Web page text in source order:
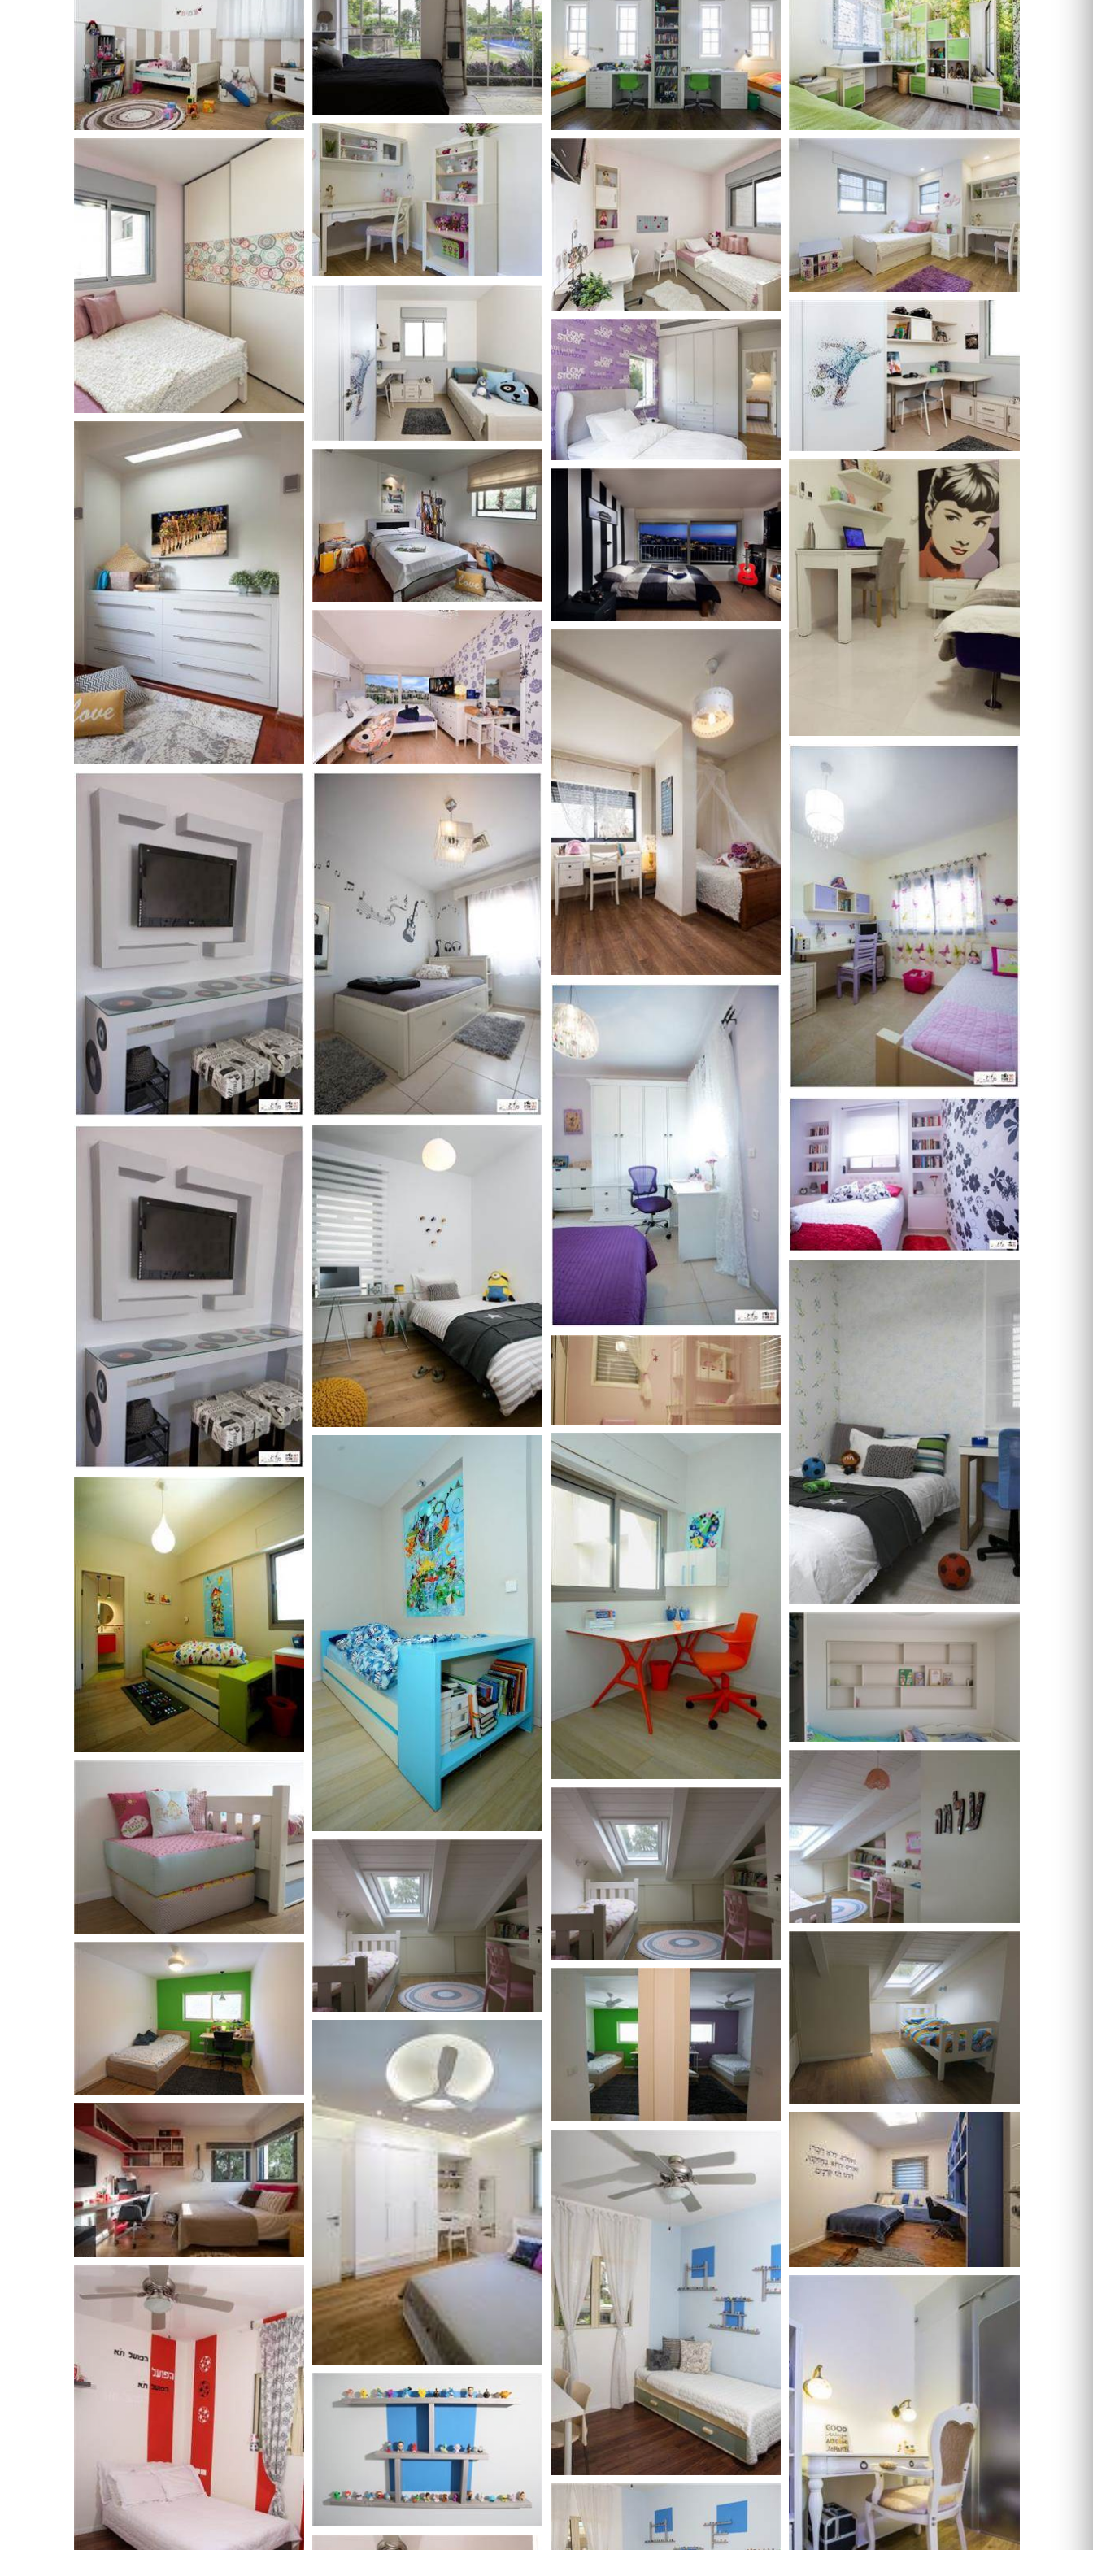
ריהוט וינטאג' / רטרו
ריהוט מודרני
ריהוט כפרי
ריהוט עתיק
רהיטים מעץ מלא
רהיטים במבצע
רהיטים עודפים
מערכות ישיבה
פינות אוכל קומפלט
שולחנות
ארונות
מזנונים ושידות
מיטות
ריהוט לחדר עבודה / משרד
חדרי ילדים קומפלט
חדרי שינה קומפלט
כורסאות טלוויזיה
ארונות הזזה
חדרי ארונות
ארונות קיר
ארון 2 דלתות
ארון 3 דלתות
ארון 4 דלתות
ארון 5 דלתות
פתרונות אחסון לארונות
ארון נעליים
ארונות ספרים
ידיות לארונות
דלתות במבצע
דלתות כניסה
דלתות כנף
דלת כנף וחצי
דלת דו כנפית
דלתות הזזה
דלת עם חלון / צוהר
כיורים
אמבטיות ומקלחונים
אסלות
ארונות אמבטיה
אביזרים
כלים סניטריים במבצע
סאונות
מקלחון פינתי
מקלחון חזית
מקלחון עגול
מקלחון הזזה
ריצוף בטון
ריצוף לבית
ריצוף חוץ
אריחי חיפוי וריצוף
פרקט
ריצוף דמוי פרקט
חיפוי קירות לבית
טפטים
חיפוי בריקים
ריצוף דקים
דשא סינתטי
מדבקות קיר
טפטים
תמונות טפט
תמונות לבית
מתלי בגדים
מראות
פסלים
פתרונות אחסון
כריות
מעלון מדרגות
מפות
כריות
שטיחים
כיסויים וריפודים
ריהוט גן מפלסטיק
תנור אפיה
תנור משולב
קולט אדים
מקררים
מיקסר
כיריים גז
כיריים חשמליים
מיקרוגל
בלנדר
מכונות קפה
מסחטת מיץ
מחמם / מייבש מגבות
מגנטים למקררים ולדלתות
מסגרות מתגים ושקעים
מאווררי תקרה
מאווררי תקרה עם תאורה
מאווררים מוגני מים
גדרות
סורגים
מדרגות
מעקות
חנויות רהיטים עודפים
חנויות תאורה עודפים
שיפוצים ותיקונים
צבעים
חידוש ומכירת רהיטים
אינסטלטורים
גינון ואביזרים לגינה
מסגריות
עבודות אלומיניום
פיקוח בניה
פרוייקטים חובקי עולם
מאיפה מתחילים?
המדריך לשיפוץ המטבח
המדריך לשיפוץ חדר אמבטיה
המדריך לעיצוב חדרים
המדריך לשיפוץ הסלון
המדריך לשיפוץ חדר שינה
המדריך לשיפוץ חדרי ילדים ונוער
המדריך לתכנון חדרי ילדים
המדריך לתכנון פינת האוכל
המדריך לתכנון חדר ארונות
המדריך לתכנון הגינה
המדריך לצביעת הבית
המדריך לחיפוי וריצוף הבית
המדריך לעיצוב הגבס
המדריך לתכנון ובחירת תאורה לבית
המדריך לחימום הבית
פורום עיצוב פנים
פורום תאורה
פורום מטבחים
פורום צביעה
פורום ריצוף \ חיפוי \ חדרי אמבטיות